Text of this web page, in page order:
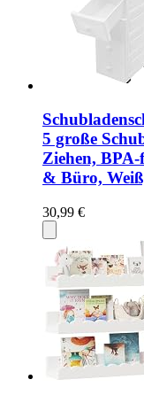
5 große
Ziehen,
& Büro,
30,99 €